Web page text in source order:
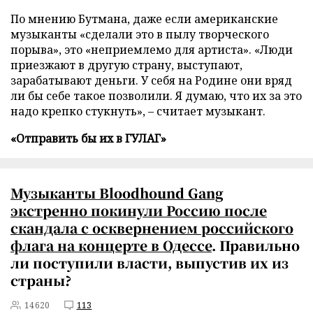
По мнению Бутмана, даже если американские
музыканты «сделали это в пылу творческого
порыва», это «неприемлемо для артиста». «Люди
приезжают в другую страну, выступают,
зарабатывают деньги. У себя на Родине они вряд
ли бы себе такое позволили. Я думаю, что их за это
надо крепко стукнуть», – считает музыкант.
«Отправить бы их в ГУЛАГ»
Музыканты Bloodhound Gang
экстренно покинули Россию после
скандала сосквернением российского
флага на концерте в Одессе. Правильно
ли поступили власти, выпустив их из
страны?
14620 113